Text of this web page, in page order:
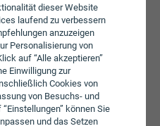
dieser Website
laufend zu verbessern
anzuzeigen
Personalisierung von
auf “Alle akzeptieren”
Einwilligung zur
Cookies von
von Besuchs- und
können Sie
und das Setzen